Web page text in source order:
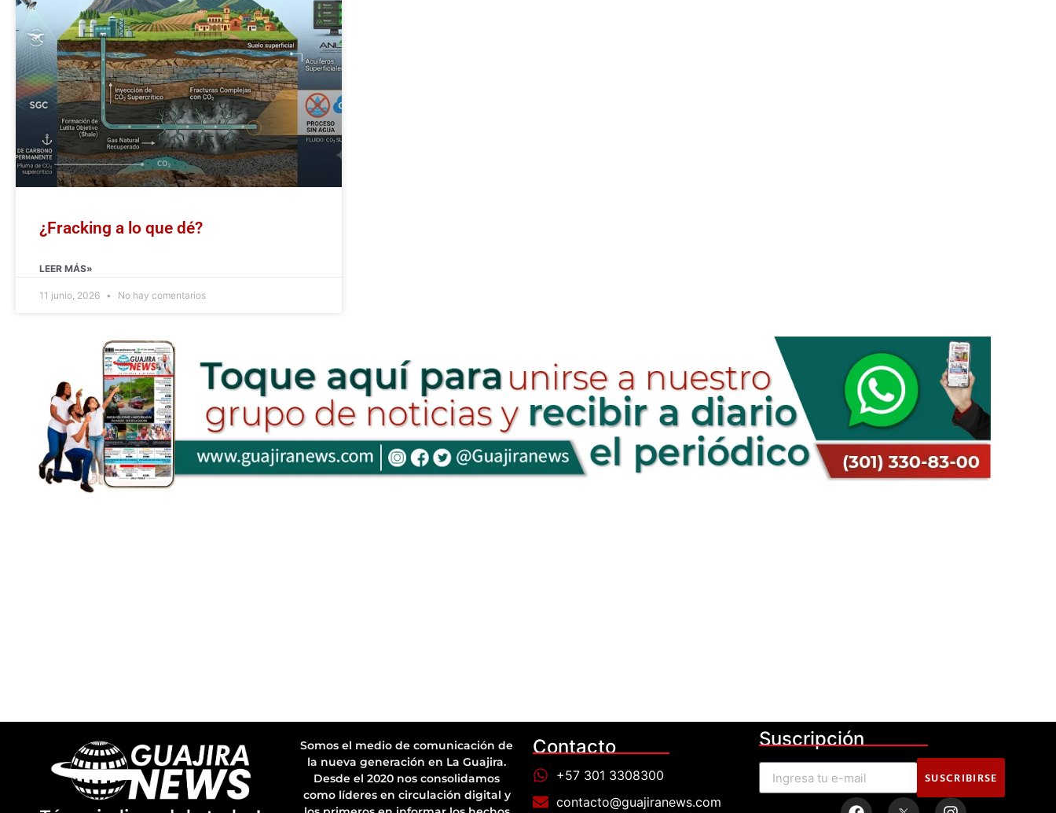
¿Fracking a lo que dé?
LEER MÁS»
11 junio, 2026 No hay comentarios
Somos el medio de comunicación de
la nueva generación en La Guajira.
Desde el 2020 nos consolidamos
como líderes en circulación digital y
Contacto
+57 301 3308300
contacto@guajiranews.com
Suscripción
SUSCRIBIRSE